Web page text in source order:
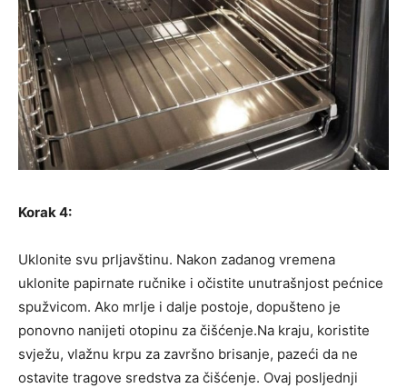
Korak 4:
Uklonite svu prljavštinu. Nakon zadanog vremena
uklonite papirnate ručnike i očistite unutrašnjost pećnice
spužvicom. Ako mrlje i dalje postoje, dopušteno je
ponovno nanijeti otopinu za čišćenje.Na kraju, koristite
svježu, vlažnu krpu za završno brisanje, pazeći da ne
ostavite tragove sredstva za čišćenje. Ovaj posljednji